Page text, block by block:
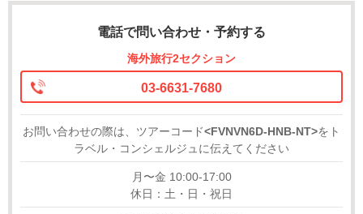
電話で問い合わせ・予約する
海外旅行2セクション
03-6631-7680
お問い合わせの際は、ツアーコード<FVNVN6D-HNB-NT>をト
ラベル・コンシェルジュに伝えてください
月〜金 10:00-17:00
休日：土・日・祝日